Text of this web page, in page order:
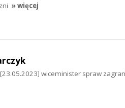
» więcej
wiceminister spraw